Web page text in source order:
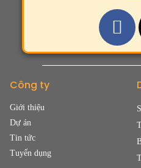
Công ty
Giới thiệu
Dự án
Tin tức
Tuyển dụng